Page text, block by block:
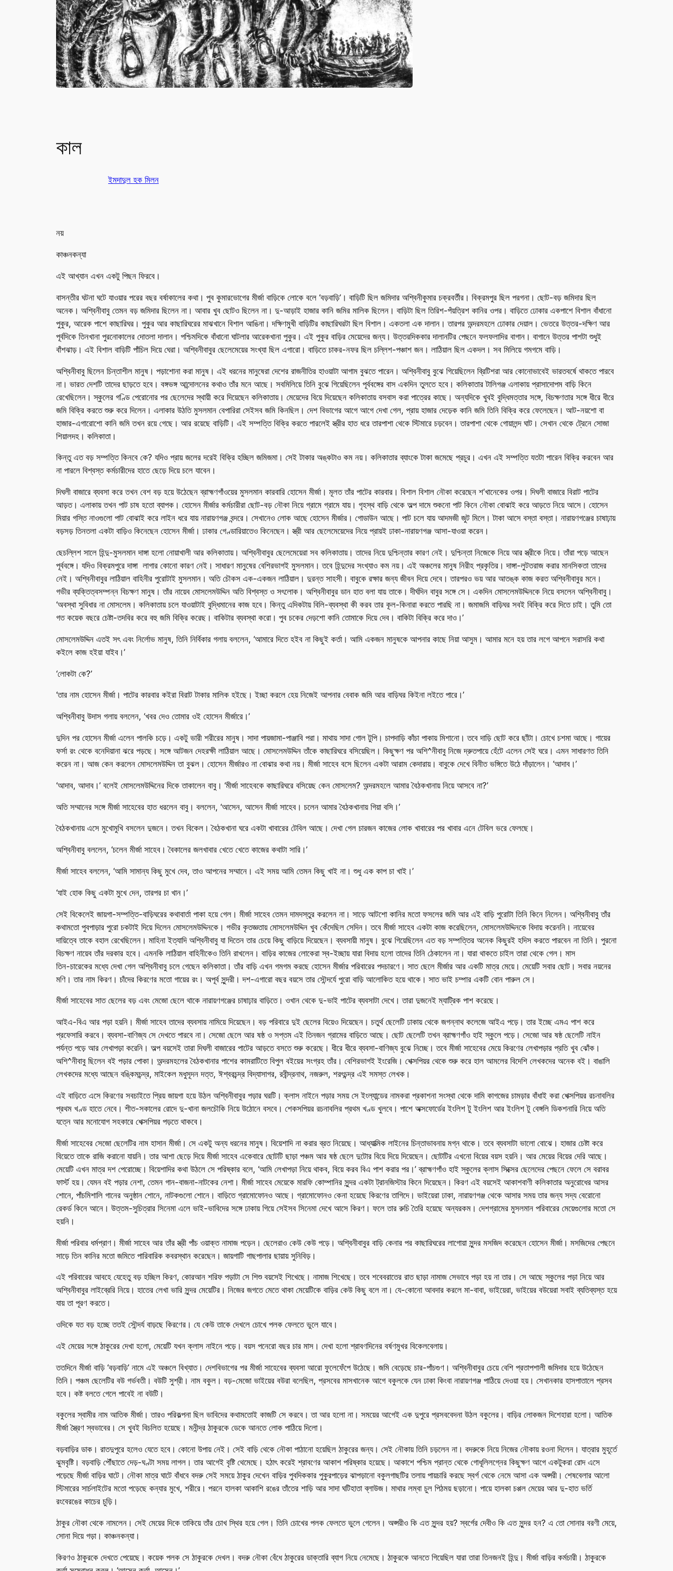
কাল
ইমদাদুল হক মিলন
নয়
কাঞ্চনকন্যা
এই আখ্যান এখন একটু পিছন ফিরবে।
বাসন্তীর ঘটনা ঘটে যাওয়ার পরের বছর বর্ষাকালের কথা। পুব কুমারভোগের মীর্জা বাড়িকে লোকে বলে ‘বড়বাড়ি’। বাড়িটি ছিল জমিদার অশ্বিনীকুমার চক্রবর্তীর। বিক্রমপুর ছিল পরগনা। ছোট-বড় জমিদার ছিল
অনেক। অশ্বিনীবাবু তেমন বড় জমিদার ছিলেন না। আবার খুব ছোটও ছিলেন না। দু-আড়াই হাজার কানি জমির মালিক ছিলেন। বাড়িটা ছিল তিরিশ-পঁয়ত্রিশ কানির ওপর। বাড়িতে ঢোকার একপাশে বিশাল বাঁধানো
পুকুর, আরেক পাশে কাছারিঘর। পুকুর আর কাছারিঘরের মাঝখানে বিশাল আঙিনা। দক্ষিণমুখী বাড়িটির কাছারিঘরটা ছিল বিশাল। একতলা এক দালান। তারপর অন্দরমহলে ঢোকার দেয়াল। ভেতরে উত্তর-দক্ষিণ আর
পূর্বদিকে তিনখানা পুরনোকালের দোতলা দালান। পশ্চিমদিকে বাঁধানো ঘাটলার আরেকখানা পুকুর। এই পুকুর বাড়ির মেয়েদের জন্য। উত্তরদিককার দালানটির পেছনে ফলফলাদির বাগান। বাগানে উত্তর পাশটা শুধুই
বাঁশঝাড়। এই বিশাল বাড়িটি পাঁচিল দিয়ে ঘেরা। অশ্বিনীবাবুর ছেলেমেয়ের সংখ্যা ছিল এগারো। বাড়িতে চাকর-নফর ছিল চল্লিশ-পঞ্চাশ জন। লাঠিয়াল ছিল একদল। সব মিলিয়ে গমগমে বাড়ি।
অশ্বিনীবাবু ছিলেন চিন্তাশীল মানুষ। পড়াশোনা করা মানুষ। এই ধরনের মানুষেরা দেশের রাজনীতির হাওয়াটা আগাম বুঝতে পারেন। অশ্বিনীবাবু বুঝে গিয়েছিলেন ব্রিটিশরা আর কোনোভাবেই ভারতবর্ষে থাকতে পারবে
না। ভারত দেশটি তাদের ছাড়তে হবে। বঙ্গভঙ্গ আন্দোলনের কথাও তাঁর মনে আছে। সবমিলিয়ে তিনি বুঝে গিয়েছিলেন পূর্ববঙ্গের বাস একদিন তুলতে হবে। কলিকাতার টালিগঞ্জ এলাকায় প্রাসাদোপম বাড়ি কিনে
রেখেছিলেন। স্কুলের গণ্ডি পেরোনোর পর ছেলেদের স্থায়ী করে দিয়েছেন কলিকাতায়। মেয়েদের বিয়ে দিয়েছেন কলিকাতায় বসবাস করা পাত্রের কাছে। অন্যদিকে খুবই বুদ্ধিমত্তার সঙ্গে, বিচক্ষণতার সঙ্গে ধীরে ধীরে
জমি বিক্রি করতে শুরু করে দিলেন। এলাকার উঠতি মুসলমান বেপারিরা সেইসব জমি কিনছিল। দেশ বিভাগের আগে আগে দেখা গেল, প্রায় হাজার দেড়েক কানি জমি তিনি বিক্রি করে ফেলেছেন। আট-নয়শো বা
হাজার-এগারোশো কানি জমি তখন রয়ে গেছে। আর রয়েছে বাড়িটি। এই সম্পত্তি বিক্রি করতে পারলেই স্ত্রীর হাত ধরে তারপাশা থেকে স্টিমারে চড়বেন। তারপাশা থেকে গোয়ালন্দ ঘাট। সেখান থেকে ট্রেনে সোজা
শিয়ালদহ। কলিকাতা।
কিন্তু এত বড় সম্পত্তি কিনবে কে? যদিও প্রায় জলের দরেই বিক্রি হচ্ছিল জমিজমা। সেই টাকার অঙ্কটাও কম নয়। কলিকাতার ব্যাংকে টাকা জমেছে প্রচুর। এখন এই সম্পত্তি যতটা পারেন বিক্রি করবেন আর
না পারলে বিশ্বস্ত কর্মচারীদের হাতে ছেড়ে দিয়ে চলে যাবেন।
দিঘলী বাজারে ব্যবসা করে তখন বেশ বড় হয়ে উঠেছেন ব্রাহ্মণগাঁওয়ের মুসলমান কারবারি হোসেন মীর্জা। মূলত তাঁর পাটের কারবার। বিশাল বিশাল নৌকা করেছেন শ’খানেকের ওপর। দিঘলী বাজারে বিরাট পাটের
আড়ত। এলাকায় তখন পাট চাষ হতো ব্যাপক। হোসেন মীর্জার কর্মচারীরা ছোট-বড় নৌকা নিয়ে গ্রামে গ্রামে যায়। গৃহস্থ বাড়ি থেকে অল্প দামে শুকনো পাট কিনে নৌকা বোঝাই করে আড়তে নিয়ে আসে। হোসেন
মিয়ার গস্তি নাওগুলো পাট বোঝাই করে লাইন ধরে যায় নারায়ণগঞ্জ বন্দরে। সেখানেও লোক আছে হোসেন মীর্জার। গোডাউন আছে। পাট চলে যায় আদমজী জুট মিলে। টাকা আসে বস্তা বস্তা। নারায়ণগঞ্জের চাষাঢ়ায়
বড়সড় তিনতলা একটা বাড়িও কিনেছেন হোসেন মীর্জা। ঢাকার গেণ্ডারিয়াতেও কিনেছেন। স্ত্রী আর ছেলেমেয়েদের নিয়ে প্রায়ই ঢাকা-নারায়ণগঞ্জ আসা-যাওয়া করেন।
ছেচল্লিশ সালে হিন্দু-মুসলমান দাঙ্গা হলো নোয়াখালী আর কলিকাতায়। অশ্বিনীবাবুর ছেলেমেয়েরা সব কলিকাতায়। তাদের নিয়ে দুশ্চিন্তার কারণ নেই। দুশ্চিন্তা নিজেকে নিয়ে আর স্ত্রীকে নিয়ে। তাঁরা পড়ে আছেন
পূর্ববঙ্গে। যদিও বিক্রমপুরে দাঙ্গা লাগার কোনো কারণ নেই। সাধারণ মানুষের বেশিরভাগই মুসলমান। তবে হিন্দুদের সংখ্যাও কম নয়। এই অঞ্চলের মানুষ নিরীহ প্রকৃতির। দাঙ্গা-লুটতরাজ করার মানসিকতা তাদের
নেই। অশ্বিনীবাবুর লাঠিয়াল বাহিনীর পুরোটাই মুসলমান। অতি চৌকস এক-একজন লাঠিয়াল। দুরন্ত সাহসী। বাবুকে রক্ষার জন্য জীবন দিয়ে দেবে। তারপরও ভয় আর আতঙ্ক কাজ করত অশ্বিনীবাবুর মনে।
গভীর ব্যক্তিত্বসম্পন্ন বিচক্ষণ মানুষ। তাঁর নায়েব মোসলেমউদ্দিন অতি বিশ্বস্ত ও সৎলোক। অশ্বিনীবাবুর ডান হাত বলা যায় তাকে। দীর্ঘদিন বাবুর সঙ্গে সে। একদিন মোসলেমউদ্দিনকে নিয়ে বসলেন অশ্বিনীবাবু।
‘অবস্থা সুবিধার না মোসলেম। কলিকাতায় চলে যাওয়াটাই বুদ্ধিমানের কাজ হবে। কিন্তু এদিকটায় বিলি-ব্যবস্থা কী করব তার কূল-কিনারা করতে পারছি না। জমাজমি বাড়িঘর সবই বিক্রি করে দিতে চাই। তুমি তো
গত কয়েক বছরে চেষ্টা-তদবির করে বহু জমি বিক্রি করেছ। বাকিটার ব্যবস্থা করো। পুব চকের দেড়শো কানি তোমাকে দিয়ে দেব। বাকিটা বিক্রি করে দাও।’
মোসলেমউদ্দিন এতই সৎ এবং নির্লোভ মানুষ, তিনি নির্বিকার গলায় বললেন, ‘আমারে দিতে হইব না কিছুই কর্তা। আমি একজন মানুষকে আপনার কাছে নিয়া আসুম। আমার মনে হয় তার লগে আপনে সরাসরি কথা
কইলে কাজ হইয়া যাইব।’
‘লোকটা কে?’
‘তার নাম হোসেন মীর্জা। পাটের কারবার কইরা বিরাট টাকার মালিক হইছে। ইচ্ছা করলে হেয় নিজেই আপনার বেবাক জমি আর বাড়িঘর কিইনা লইতে পারে।’
অশ্বিনীবাবু উদাস গলায় বললেন, ‘খবর দেও তোমার ওই হোসেন মীর্জারে।’
দুদিন পর হোসেন মীর্জা এলেন পালকি চড়ে। একটু ভারী শরীরের মানুষ। সাদা পায়জামা-পাঞ্জাবি পরা। মাথায় সাদা গোল টুপি। চাপদাড়ি কাঁচা পাকায় মিশানো। তবে দাড়ি ছোট করে ছাঁটা। চোখে চশমা আছে। গায়ের
ফর্সা রং থেকে বনেদিয়ানা ঝরে পড়ছে। সঙ্গে আটজন দেহরক্ষী লাঠিয়াল আছে। মোসলেমউদ্দিন তাঁকে কাছারিঘরে বসিয়েছিল। কিছুক্ষণ পর অশি^নীবাবু নিজে দ্রুতপায়ে হেঁটে এলেন সেই ঘরে। এমন সাধারণত তিনি
করেন না। আজ কেন করলেন মোসলেমউদ্দিন তা বুঝল। হোসেন মীর্জারও না বোঝার কথা নয়। মীর্জা সাহেব বসে ছিলেন একটা আরাম কেদারায়। বাবুকে দেখে বিনীত ভঙ্গিতে উঠে দাঁড়ালেন। ‘আদাব।’
‘আদাব, আদাব।’ বলেই মোসলেমউদ্দিনের দিকে তাকালেন বাবু। ‘মীর্জা সাহেবকে কাছারিঘরে বসিয়েছ কেন মোসলেম? অন্দরমহলে আমার বৈঠকখানায় নিয়ে আসবে না?’
অতি সম্মানের সঙ্গে মীর্জা সাহেবের হাত ধরলেন বাবু। বললেন, ‘আসেন, আসেন মীর্জা সাহেব। চলেন আমার বৈঠকখানায় গিয়া বসি।’
বৈঠকখানায় এসে মুখোমুখি বসলেন দুজনে। তখন বিকেল। বৈঠকখানা ঘরে একটা খাবারের টেবিল আছে। দেখা গেল চারজন কাজের লোক খাবারের পর খাবার এনে টেবিল ভরে ফেলছে।
অশ্বিনীবাবু বললেন, ‘চলেন মীর্জা সাহেব। বৈকালের জলখাবার খেতে খেতে কাজের কথাটা সারি।’
মীর্জা সাহেব বললেন, ‘আমি সামান্য কিছু মুখে দেব, তাও আপনের সম্মানে। এই সময় আমি তেমন কিছু খাই না। শুধু এক কাপ চা খাই।’
‘যাই হোক কিছু একটা মুখে দেন, তারপর চা খান।’
সেই বিকেলেই জায়গা-সম্পত্তি-বাড়িঘরের কথাবার্তা পাকা হয়ে গেল। মীর্জা সাহেব তেমন দামদস্তুর করলেন না। সাড়ে আটশো কানির মতো ফসলের জমি আর এই বাড়ি পুরোটা তিনি কিনে নিলেন। অশ্বিনীবাবু তাঁর
কথামতো পুবপাড়ার পুরো চকটাই দিয়ে দিলেন মোসলেমউদ্দিনকে। গভীর কৃতজ্ঞতায় মোসলেমউদ্দিন খুব কেঁদেছিল সেদিন। তবে মীর্জা সাহেব একটা কাজ করেছিলেন, মোসলেমউদ্দিনকে বিদায় করেননি। নায়েবের
দায়িত্বে তাকে বহাল রেখেছিলেন। মাহিনা ইত্যাদি অশ্বিনীবাবু যা দিতেন তার চেয়ে কিছু বাড়িয়ে দিয়েছেন। ব্যবসায়ী মানুষ। বুঝে গিয়েছিলেন এত বড় সম্পত্তির অনেক কিছুরই হদিস করতে পারবেন না তিনি। পুরনো
বিচক্ষণ নায়েব তাঁর দরকার হবে। এমনকি লাঠিয়াল বাহিনীকেও তিনি রাখলেন। বাড়ির কাজের লোকেরা স্ব-ইচ্ছায় যারা বিদায় হলো তাদের তিনি ঠেকালেন না। যারা থাকতে চাইল তারা থেকে গেল। মাস
তিন-চারেকের মধ্যে দেখা গেল অশ্বিনীবাবু চলে গেছেন কলিকাতা। তাঁর বাড়ি এখন গমগম করছে হোসেন মীর্জার পরিবারের পদচারণে। সাত ছেলে মীর্জার আর একটি মাত্র মেয়ে। মেয়েটি সবার ছোট। সবার নয়নের
মণি। তার নাম কিরণ। চাঁদের কিরণের মতো গায়ের রং। অপূর্ব সুন্দরী। দশ-এগারো বছর বয়সে তার সৌন্দর্যে পুরো বাড়ি আলোকিত হয়ে থাকে। সাত ভাই চম্পার একটি বোন পারুল সে।
মীর্জা সাহেবের সাত ছেলের বড় এবং মেজো ছেলে থাকে নারায়ণগঞ্জের চাষাঢ়ার বাড়িতে। ওখান থেকে দু-ভাই পাটের ব্যবসাটা দেখে। তারা দুজনেই ম্যাট্রিক পাশ করেছে।
আইএ-বিএ আর পড়া হয়নি। মীর্জা সাহেব তাদের ব্যবসায় নামিয়ে দিয়েছেন। বড় পরিবারে দুই ছেলের বিয়েও দিয়েছেন। চতুর্থ ছেলেটি ঢাকায় থেকে জগন্নাথ কলেজে আইএ পড়ে। তার ইচ্ছে এমএ পাশ করে
প্রফেসারি করবে। ব্যবসা-বাণিজ্য সে দেখতে পারবে না। সেজো ছেলে আর ষষ্ঠ ও সপ্তম এই তিনজন গ্রামের বাড়িতে আছে। ছোট ছেলেটি তখন ব্রাহ্মণগাঁও হাই স্কুলে পড়ে। সেজো আর ষষ্ঠ ছেলেটি নাইন
পর্যন্ত পড়ে আর লেখাপড়া করেনি। অল্প বয়সেই তারা দিঘলী বাজারের পাটের আড়তে বসতে শুরু করেছে। ধীরে ধীরে ব্যবসা-বাণিজ্য বুঝে নিচ্ছে। তবে মীর্জা সাহেবের মেয়ে কিরণের লেখাপড়ার প্রতি খুব ঝোঁক।
অশি^নীবাবু ছিলেন বই পড়ার পোকা। অন্দরমহলের বৈঠকখানার পাশের কামরাটিতে বিপুল বইয়ের সংগ্রহ তাঁর। বেশিরভাগই ইংরেজি। শেক্সপিয়র থেকে শুরু করে হাল আমলের বিদেশি লেখকদের অনেক বই। বাঙালি
লেখকদের মধ্যে আছেন বঙ্কিমচন্দ্র, মাইকেল মধুসূদন দত্ত, ঈশ্বরচন্দ্র বিদ্যাসাগর, রবীন্দ্রনাথ, নজরুল, শরৎচন্দ্র এই সমস্ত লেখক।
এই বাড়িতে এসে কিরণের সবচাইতে প্রিয় জায়গা হয়ে উঠল অশ্বিনীবাবুর পড়ার ঘরটি। ক্লাস নাইনে পড়ার সময় সে ইংল্যান্ডের নামকরা প্রকাশনা সংস্থা থেকে দামি কাগজের চামড়ার বাঁধাই করা শেক্সপিয়র রচনাবলির
প্রথম খণ্ড হাতে নেবে। শীত-সকালের রোদে দু-খানা জলচৌকি নিয়ে উঠোনে বসবে। শেকসপিয়র রচনাবলির প্রথম খণ্ড খুলবে। পাশে অক্সফোর্ডের ইংলিশ টু ইংলিশ আর ইংলিশ টু বেঙ্গলি ডিকশনারি নিয়ে অতি
যত্নে আর মনোযোগ সহকারে শেক্সপিয়র পড়তে থাকবে।
মীর্জা সাহেবের সেজো ছেলেটির নাম হাসান মীর্জা। সে একটু অন্য ধরনের মানুষ। বিয়েশাদি না করার ব্রত নিয়েছে। আধ্যাত্মিক লাইনের চিন্তাভাবনায় মগ্ন থাকে। তবে ব্যবসাটা ভালো বোঝে। হাজার চেষ্টা করে
বিয়েতে তাকে রাজি করানো যায়নি। তার আশা ছেড়ে দিয়ে মীর্জা সাহেব একেবারে ছোটটি ছাড়া পঞ্চম আর ষষ্ঠ ছেলে দুটোর বিয়ে দিয়ে দিয়েছেন। ছোটটির এখনো বিয়ের বয়স হয়নি। আর মেয়ের বিয়ের দেরি আছে।
মেয়েটি এখন মাত্র দশ পেরোচ্ছে। বিয়েশাদির কথা উঠলে সে পরিষ্কার বলে, ‘আমি লেখাপড়া নিয়ে থাকব, বিয়ে করব বিএ পাশ করার পর।’ ব্রাহ্মণগাঁও হাই স্কুলের ক্লাস সিক্সের ছেলেদের পেছনে ফেলে সে বরাবর
ফার্স্ট হয়। যেমন বই পড়ার নেশা, তেমন গান-বাজনা-নাটকের নেশা। মীর্জা সাহেব মেয়েকে মারফি কোম্পানির সুন্দর একটা ট্রানজিস্টার কিনে দিয়েছেন। কিরণ এই বয়সেই আকাশবাণী কলিকাতার অনুরোধের আসর
শোনে, পাঁচমিশালি গানের অনুষ্ঠান শোনে, নাটকগুলো শোনে। বাড়িতে গ্রামোফোনও আছে। গ্রামোফোনও কেনা হয়েছে কিরণের তাগিদে। ভাইয়েরা ঢাকা, নারায়ণগঞ্জ থেকে আসার সময় তার জন্য সদ্য বেরোনো
রেকর্ড কিনে আনে। উত্তম-সুচিত্রার সিনেমা এলে ভাই-ভাবিদের সঙ্গে ঢাকায় গিয়ে সেইসব সিনেমা দেখে আসে কিরণ। ফলে তার রুচি তৈরি হয়েছে অন্যরকম। দেশগ্রামের মুসলমান পরিবারের মেয়েগুলোর মতো সে
হয়নি।
মীর্জা পরিবার ধর্মপ্রাণ। মীর্জা সাহেব আর তাঁর স্ত্রী পাঁচ ওয়াক্ত নামাজ পড়েন। ছেলেরাও কেউ কেউ পড়ে। অশ্বিনীবাবুর বাড়ি কেনার পর কাছারিঘরের লাগোয়া সুন্দর মসজিদ করেছেন হোসেন মীর্জা। মসজিদের পেছনে
সাড়ে তিন কানির মতো জমিতে পারিবারিক কবরস্থান করেছেন। জায়গাটি গাছপালার ছায়ায় সুনিবিড়।
এই পরিবারের আবহে যেহেতু বড় হচ্ছিল কিরণ, কোরআন শরিফ পড়াটা সে শিশু বয়সেই শিখেছে। নামাজ শিখেছে। তবে শবেবরাতের রাত ছাড়া নামাজ সেভাবে পড়া হয় না তার। সে আছে স্কুলের পড়া নিয়ে আর
অশ্বিনীবাবুর লাইব্রেরি নিয়ে। হাতের লেখা ভারি সুন্দর মেয়েটির। নিজের জগতে মেতে থাকা মেয়েটিকে বাড়ির কেউ কিছু বলে না। যে-কোনো আবদার করলে মা-বাবা, ভাইয়েরা, ভাইয়ের বউয়েরা সবাই ব্যতিব্যস্ত হয়ে
যায় তা পূরণ করতে।
ওদিকে যত বড় হচ্ছে ততই সৌন্দর্য বাড়ছে কিরণের। যে কেউ তাকে দেখলে চোখে পলক ফেলতে ভুলে যাবে।
এই মেয়ের সঙ্গে ঠাকুরের দেখা হলো, মেয়েটি যখন ক্লাস নাইনে পড়ে। বয়স পনেরো বছর চার মাস। দেখা হলো শ্রাবণদিনের বর্ষণমুখর বিকেলবেলায়।
ততদিনে মীর্জা বাড়ি ‘বড়বাড়ি’ নামে এই অঞ্চলে বিখ্যাত। দেশবিভাগের পর মীর্জা সাহেবের ব্যবসা আরো ফুলেফেঁপে উঠেছে। জমি বেড়েছে চার-পাঁচগুণ। অশ্বিনীবাবুর চেয়ে বেশি প্রতাপশালী জমিদার হয়ে উঠেছেন
তিনি। পঞ্চম ছেলেটির বউ গর্ভবতী। বউটি সুশ্রী। নাম বকুল। বড়-মেজো ভাইয়ের বউরা বলেছিল, প্রসবের মাসখানেক আগে বকুলকে যেন ঢাকা কিংবা নারায়ণগঞ্জ পাঠিয়ে দেওয়া হয়। সেখানকার হাসপাতালে প্রসব
হবে। কষ্ট বলতে গেলে পাবেই না বউটি।
বকুলের স্বামীর নাম আতিক মীর্জা। তারও পরিকল্পনা ছিল ভাবিদের কথামতোই কাজটি সে করবে। তা আর হলো না। সময়ের আগেই এক দুপুরে প্রসববেদনা উঠল বকুলের। বাড়ির লোকজন দিশেহারা হলো। আতিক
মীর্জা স্ত্রৈণ স্বভাবের। সে খুবই বিচলিত হয়েছে। মনীন্দ্র ঠাকুরকে ডেকে আনতে লোক পাঠিয়ে দিলো।
বড়বাড়ির ডাক। রাতদুপুরে হলেও যেতে হবে। কোনো উপায় নেই। সেই বাড়ি থেকে নৌকা পাঠানো হয়েছিল ঠাকুরের জন্য। সেই নৌকায় তিনি চড়লেন না। বদরুকে নিয়ে নিজের নৌকায় রওনা দিলেন। যাত্রার মুহূর্তে
ঝুমবৃষ্টি। বড়বাড়ি পৌঁছাতে দেড়-ঘণ্টা সময় লাগল। তার আগেই বৃষ্টি থেমেছে। হঠাৎ করেই শ্রাবণের আকাশ পরিষ্কার হয়েছে। আকাশে পশ্চিম প্রান্ত থেকে গোধূলিলগ্নের কিছুক্ষণ আগে একটুকরা রোদ এসে
পড়েছে মীর্জা বাড়ির ঘাটে। নৌকা মাত্র ঘাটে বাঁধবে বদরু সেই সময়ে ঠাকুর দেখেন বাড়ির পুবদিককার পুকুরপাড়ের ঝাপড়ানো বকুলগাছটির তলায় পায়চারি করছে স্বর্গ থেকে নেমে আসা এক অপ্সরী। শেষবেলার আলো
স্টিমারের সার্চলাইটের মতো পড়েছে কন্যার মুখে, শরীরে। পরনে হালকা আকাশি রঙের তাঁতের শাড়ি আর সাদা ঘটিহাতা ব্লাউজ। মাথার লম্বা চুল পিঠময় ছড়ানো। পায়ে হালকা চপ্পল মেয়ের আর দু-হাত ভর্তি
রংবেরঙের কাচের চুড়ি।
ঠাকুর নৌকা থেকে নামলেন। সেই মেয়ের দিকে তাকিয়ে তাঁর চোখ স্থির হয়ে গেল। তিনি চোখের পলক ফেলতে ভুলে গেলেন। অপ্সরীও কি এত সুন্দর হয়? স্বর্গের দেবীও কি এত সুন্দর হন? এ তো সোনার বরণী মেয়ে,
সোনা দিয়ে গড়া। কাঞ্চনকন্যা।
কিরণও ঠাকুরকে দেখতে পেয়েছে। কয়েক পলক সে ঠাকুরকে দেখল। বদরু নৌকা বেঁধে ঠাকুরের ডাক্তারি ব্যাগ নিয়ে নেমেছে। ঠাকুরকে আনতে গিয়েছিল যারা তারা তিনজনই হিন্দু। মীর্জা বাড়ির কর্মচারী। ঠাকুরকে